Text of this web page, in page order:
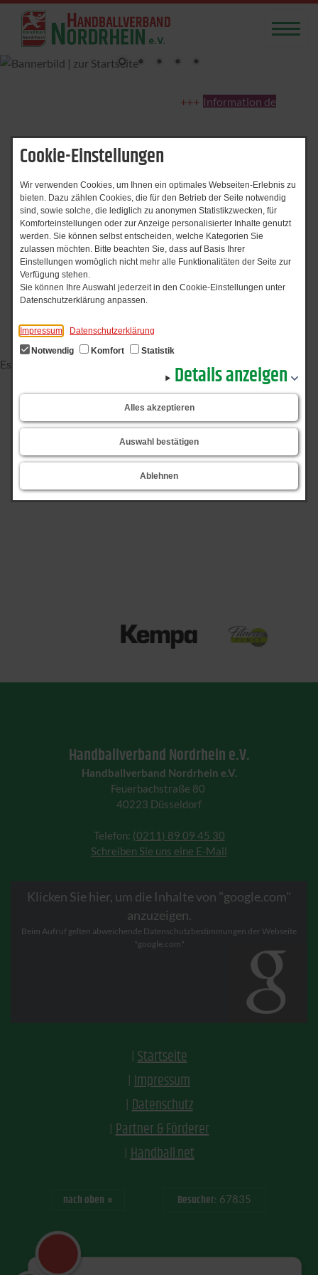
Cookie-Einstellungen
Wir verwenden Cookies, um Ihnen ein optimales Webseiten-Erlebnis zu
bieten. Dazu zählen Cookies, die für den Betrieb der Seite notwendig
sind, sowie solche, die lediglich zu anonymen Statistikzwecken, für
Komforteinstellungen oder zur Anzeige personalisierter Inhalte genutzt
werden. Sie können selbst entscheiden, welche Kategorien Sie
zulassen möchten. Bitte beachten Sie, dass auf Basis Ihrer
Einstellungen womöglich nicht mehr alle Funktionalitäten der Seite zur
Verfügung stehen.
Sie können Ihre Auswahl jederzeit in den Cookie-Einstellungen unter
Datenschutzerklärung anpassen.
Impressum
Datenschutzerklärung
Notwendig
Komfort Statistik
Details anzeigen
Alles akzeptieren
Auswahl bestätigen
Ablehnen
Information der
Start Nachrichtenarchiv
Nachrichtenarchiv
Zeitraum von
bis
Es wurden keine Meldungen gefunden.
zurück
Handballverband Nordrhein e.V.
Handballverband Nordrhein e.V.
Feuerbachstraße 80
40223 Düsseldorf
Telefon: (0211) 89 09 45 30
Schreiben Sie uns eine E-Mail
Klicken Sie hier, um die Inhalte von "google.com"
anzuzeigen.
Beim Aufruf gelten abweichende Datenschutzbestimmungen der Webseite
"google.com"
Startseite
Impressum
Datenschutz
Partner & Förderer
Handball.net
nach oben Besucher: 67835